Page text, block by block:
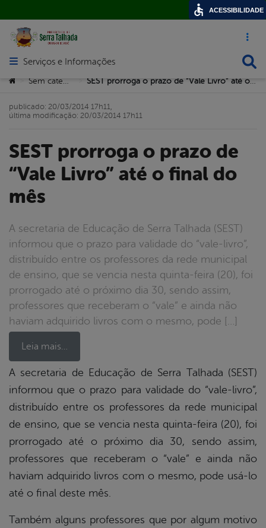
Acesso
Abrir menu principal de navegação
Serviços e Informações
Você está aqui:
> >
SEST prorroga o prazo de
“Vale Livro” até o final do
mês
A secretaria de Educação de Serra Talhada (SEST)
informou que o prazo para validade do “vale-livro”,
distribuído entre os professores da rede municipal
de ensino, que se vencia nesta quinta-feira (20), foi
prorrogado até o próximo dia 30, sendo assim,
professores que receberam o “vale” e ainda não
haviam adquirido livros com o mesmo, pode […]
Leia mais…
publicado: 20/03/2014 17h11,
última modificação: 20/03/2014 17h11
A secretaria de Educação de Serra Talhada (SEST)
informou que o prazo para validade do “vale-livro”,
distribuído entre os professores da rede municipal
de ensino, que se vencia nesta quinta-feira (20), foi
prorrogado até o próximo dia 30, sendo assim,
professores que receberam o “vale” e ainda não
haviam adquirido livros com o mesmo, pode usá-lo
até o final deste mês.
Também alguns professores que por algum motivo
ACESSIBILIDADE